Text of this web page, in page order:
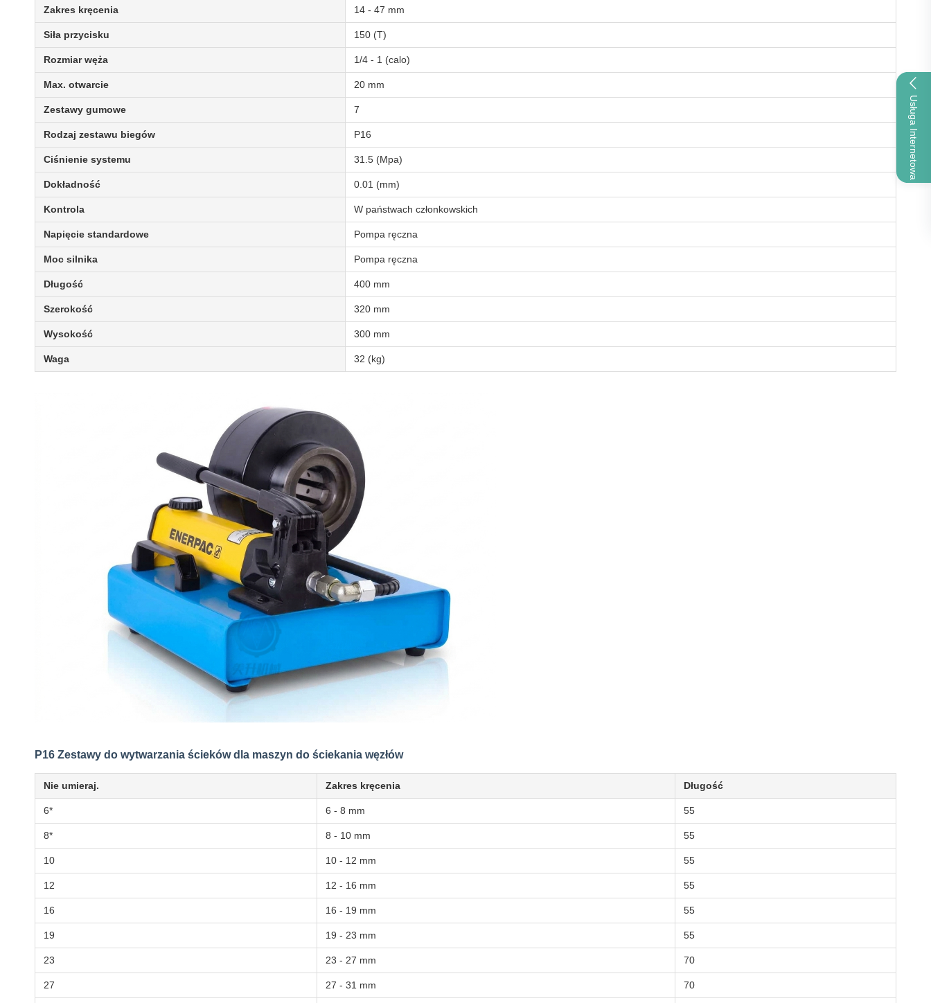
Usługa Internetowa
Zakres kręcenia 14 - 47 mm
Siła przycisku 150 (T)
Rozmiar węża 1/4 - 1 (calo)
Max. otwarcie 20 mm
Zestawy gumowe 7
Rodzaj zestawu biegów P16
Ciśnienie systemu 31.5 (Mpa)
Dokładność 0.01 (mm)
Kontrola W państwach członkowskich
Napięcie standardowe Pompa ręczna
Moc silnika Pompa ręczna
Długość 400 mm
Szerokość 320 mm
Wysokość 300 mm
Waga 32 (kg)
P16 Zestawy do wytwarzania ścieków dla maszyn do ściekania węzłów
Nie umieraj. Zakres kręcenia Długość
6* 6 - 8 mm 55
8* 8 - 10 mm 55
10 10 - 12 mm 55
12 12 - 16 mm 55
16 16 - 19 mm 55
19 19 - 23 mm 55
23 23 - 27 mm 70
27 27 - 31 mm 70